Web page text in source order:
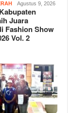
Agustus 9, 2026
Juara
Fashion Show
Vol. 2